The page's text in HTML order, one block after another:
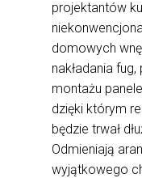
projektantów
domowych
nakładania
montażu
dzięki którym
będzie trwał
Odmieniają
wyjątkowego